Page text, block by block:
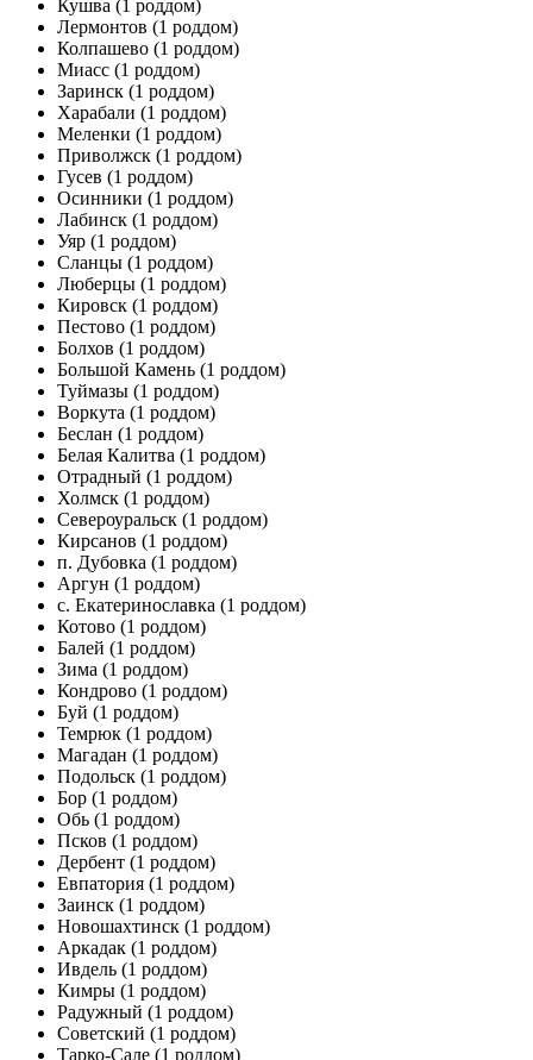
Кушва (1 роддом)
Лермонтов (1 роддом)
Колпашево (1 роддом)
Миасс (1 роддом)
Заринск (1 роддом)
Харабали (1 роддом)
Меленки (1 роддом)
Приволжск (1 роддом)
Гусев (1 роддом)
Осинники (1 роддом)
Лабинск (1 роддом)
Уяр (1 роддом)
Сланцы (1 роддом)
Люберцы (1 роддом)
Кировск (1 роддом)
Пестово (1 роддом)
Болхов (1 роддом)
Большой Камень (1 роддом)
Туймазы (1 роддом)
Воркута (1 роддом)
Беслан (1 роддом)
Белая Калитва (1 роддом)
Отрадный (1 роддом)
Холмск (1 роддом)
Североуральск (1 роддом)
Кирсанов (1 роддом)
п. Дубовка (1 роддом)
Аргун (1 роддом)
с. Екатеринославка (1 роддом)
Котово (1 роддом)
Балей (1 роддом)
Зима (1 роддом)
Кондрово (1 роддом)
Буй (1 роддом)
Темрюк (1 роддом)
Магадан (1 роддом)
Подольск (1 роддом)
Бор (1 роддом)
Обь (1 роддом)
Псков (1 роддом)
Дербент (1 роддом)
Евпатория (1 роддом)
Заинск (1 роддом)
Новошахтинск (1 роддом)
Аркадак (1 роддом)
Ивдель (1 роддом)
Кимры (1 роддом)
Радужный (1 роддом)
Советский (1 роддом)
Тарко-Сале (1 роддом)